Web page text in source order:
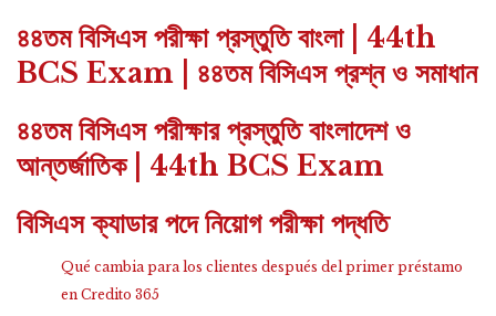
৪৪তম বিসিএস পরীক্ষা প্রস্তুতি বাংলা | 44th
BCS Exam | ৪৪তম বিসিএস প্রশ্ন ও সমাধান
৪৪তম বিসিএস পরীক্ষার প্রস্তুতি বাংলাদেশ ও
আন্তর্জাতিক | 44th BCS Exam
বিসিএস ক্যাডার পদে নিয়োগ পরীক্ষা পদ্ধতি
Qué cambia para los clientes después del primer préstamo
en Credito 365